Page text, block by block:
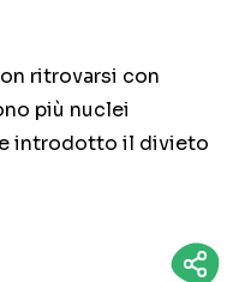
ritrovarsi con
più nuclei
introdotto il divieto